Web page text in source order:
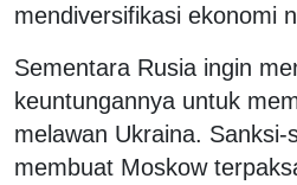
mendiversifikasi ekonomi
Sementara Rusia ingin
keuntungannya untuk
melawan Ukraina. Sanksi-
membuat Moskow